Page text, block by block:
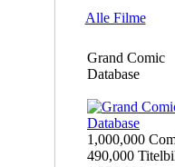
Alle Filme
Grand Comic
Database
1,000,000
490,000